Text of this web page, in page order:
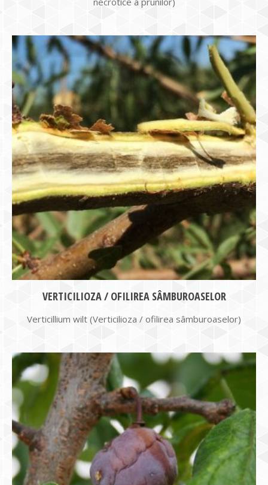
VERTICILIOZA / OFILIREA SÂMBUROASELOR
Verticillium wilt (Verticilioza / ofilirea sâmburoaselor)